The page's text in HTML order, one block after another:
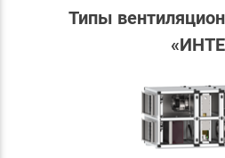
Типы